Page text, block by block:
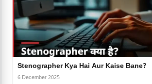
Stenographer Kya Hai Aur Kaise Bane?
6 December 2025